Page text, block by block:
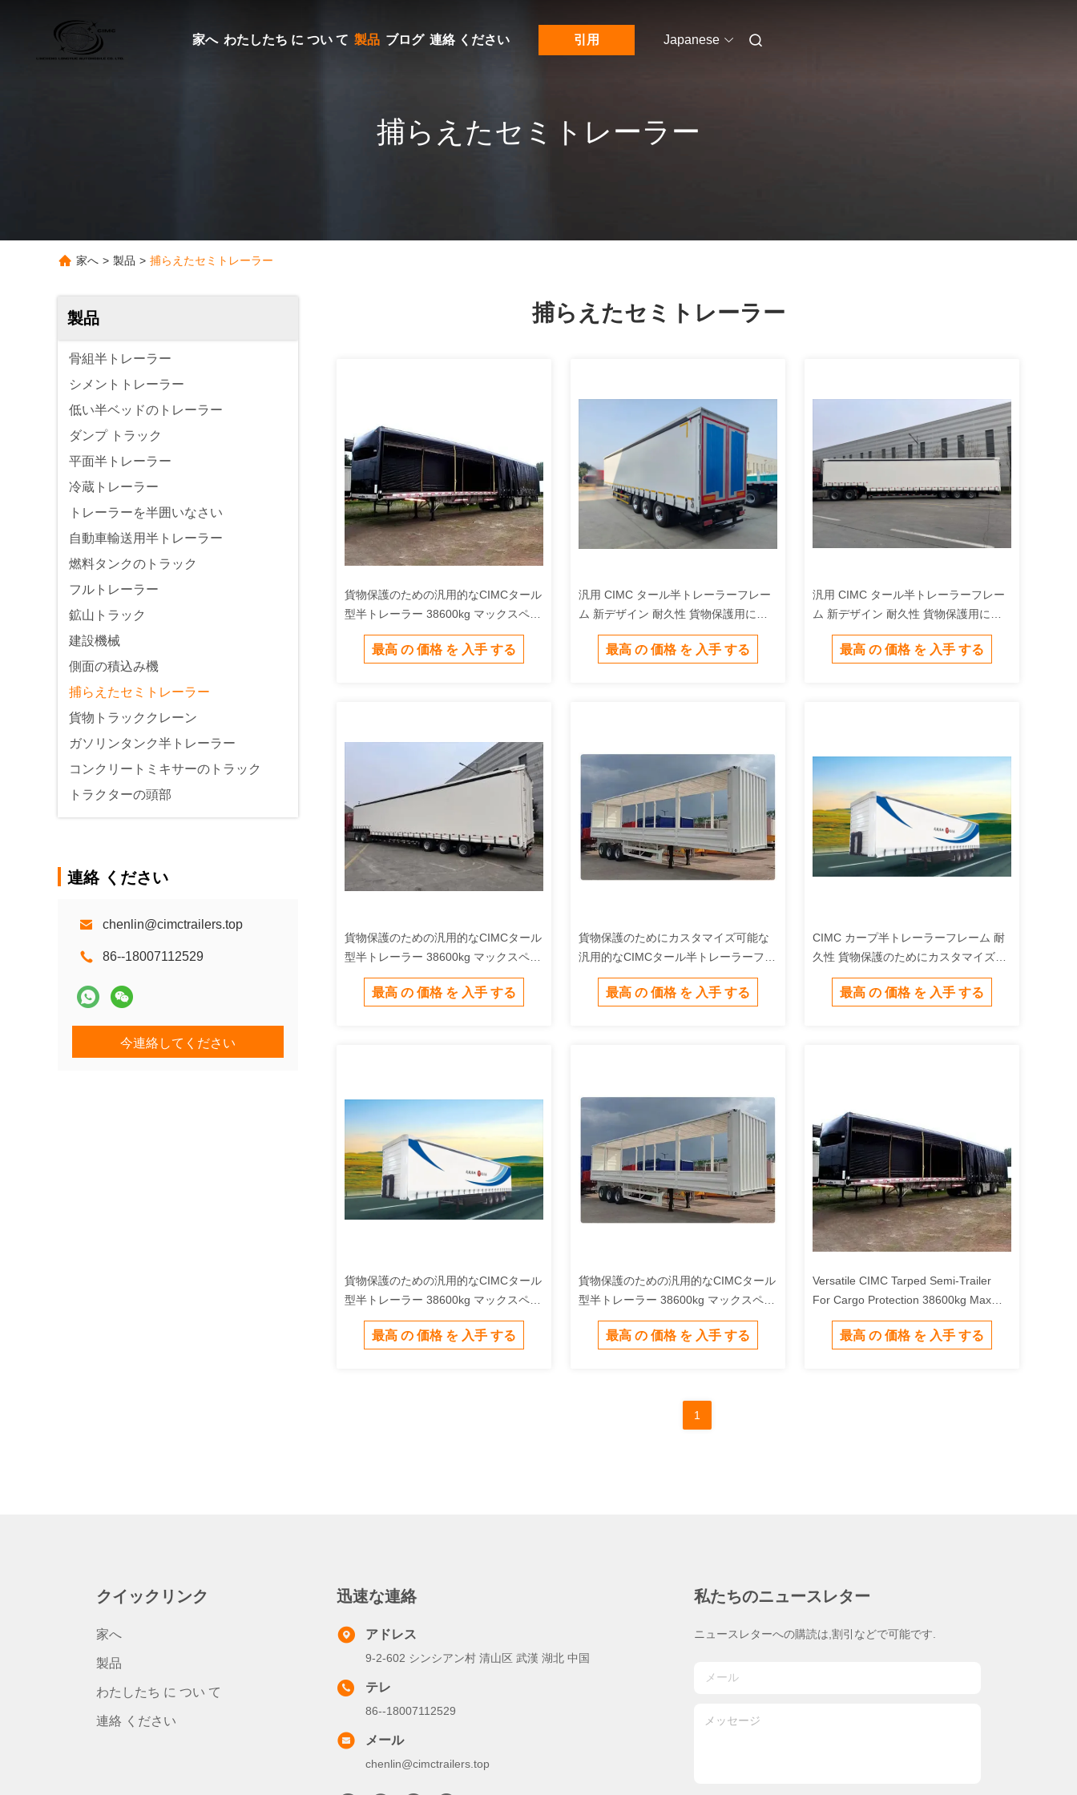
家へ わたしたち に つい て 製品 ブログ 連絡 ください 引用 Japanese
捕らえたセミトレーラー
家へ > 製品 > 捕らえたセミトレーラー
製品
骨組半トレーラー
シメントトレーラー
低い半ベッドのトレーラー
ダンプ トラック
平面半トレーラー
冷蔵トレーラー
トレーラーを半囲いなさい
自動車輸送用半トレーラー
燃料タンクのトラック
フルトレーラー
鉱山トラック
建設機械
側面の積込み機
捕らえたセミトレーラー
貨物トラッククレーン
ガソリンタンク半トレーラー
コンクリートミキサーのトラック
トラクターの頭部
連絡 ください
chenlin@cimctrailers.top
86--18007112529
今連絡してください
捕らえたセミトレーラー
貨物保護のための汎用的なCIMCタール
型半トレーラー 38600kg マックスペイ
ロード
最高 の 価格 を 入手 する
汎用 CIMC タール半トレーラーフレー
ム 新デザイン 耐久性 貨物保護用にカ
スタマイズ可能 販売
最高 の 価格 を 入手 する
汎用 CIMC タール半トレーラーフレー
ム 新デザイン 耐久性 貨物保護用にカ
スタマイズ可能 販売
最高 の 価格 を 入手 する
貨物保護のための汎用的なCIMCタール
型半トレーラー 38600kg マックスペイ
ロード
最高 の 価格 を 入手 する
貨物保護のためにカスタマイズ可能な
汎用的なCIMCタール半トレーラーフレ
ーム
最高 の 価格 を 入手 する
CIMC カープ半トレーラーフレーム 耐
久性 貨物保護のためにカスタマイズ可
最高 の 価格 を 入手 する
貨物保護のための汎用的なCIMCタール
型半トレーラー 38600kg マックスペイ
ロード
最高 の 価格 を 入手 する
貨物保護のための汎用的なCIMCタール
型半トレーラー 38600kg マックスペイ
ロード
最高 の 価格 を 入手 する
Versatile CIMC Tarped Semi-Trailer
For Cargo Protection 38600kg Max
Payload
最高 の 価格 を 入手 する
1
クイックリンク
家へ
製品
わたしたち に つい て
連絡 ください
迅速な連絡
アドレス
9-2-602 シンシアン村 清山区 武漢 湖北 中国
テレ
86--18007112529
メール
chenlin@cimctrailers.top
私たちのニュースレター
ニュースレターへの購読は,割引などで可能です.